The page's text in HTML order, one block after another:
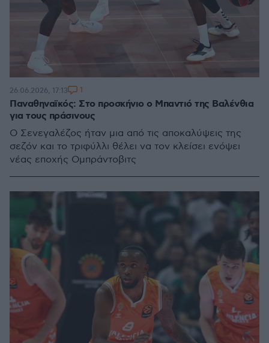
Παναθηναϊκός: Στο προσκήνιο ο Μπαντιό της Βαλένθια
για τους πράσινους
Ο Σενεγαλέζος ήταν μια από τις αποκαλύψεις της
σεζόν και το τριφύλλι θέλει να τον κλείσει ενόψει
νέας εποχής Ομπράντοβιτς
26.06.2026, 17:13 1